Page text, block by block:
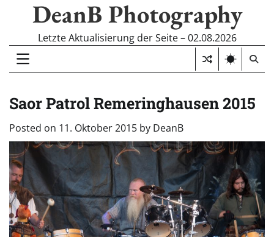
DeanB Photography
Letzte Aktualisierung der Seite – 02.08.2026
Saor Patrol Remeringhausen 2015
Posted on 11. Oktober 2015 by DeanB